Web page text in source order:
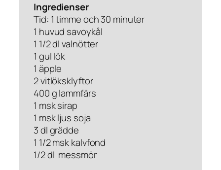
Ingredienser
Tid: 1 timme och 30 minuter
1 huvud savoykål
1 1/2 dl valnötter
1 gul lök
1 äpple
2 vitlöksklyftor
400 g lammfärs
1 msk sirap
1 msk ljus soja
3 dl grädde
1 1/2 msk kalvfond
1/2 dl messmör